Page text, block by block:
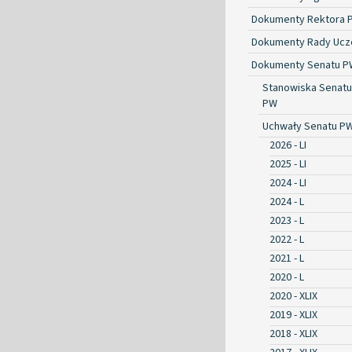
Dokumenty Rektora
Dokumenty Rady
Dokumenty Senatu
Stanowiska Senatu
PW
Uchwały Senatu
2026 - LI
2025 - LI
2024 - LI
2024 - L
2023 - L
2022 - L
2021 - L
2020 - L
2020 - XLIX
2019 - XLIX
2018 - XLIX